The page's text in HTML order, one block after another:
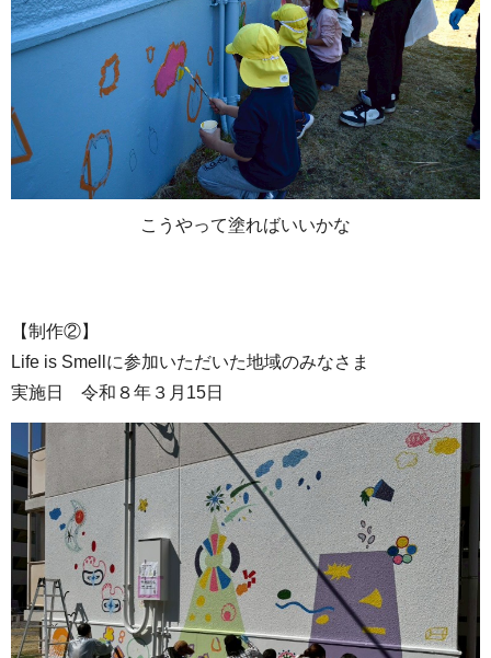
こうやって塗ればいいかな
【制作②】
Life is Smellに参加いただいた地域のみなさま
実施日 令和８年３月15日